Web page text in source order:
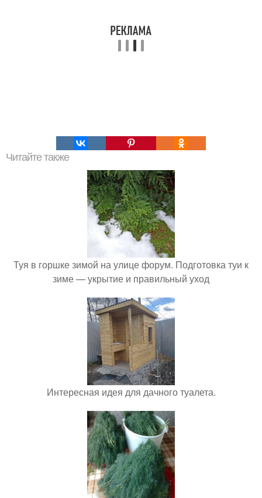
Читайте также
Туя в горшке зимой на улице форум. Подготовка туи к
зиме — укрытие и правильный уход
Интересная идея для дачного туалета.